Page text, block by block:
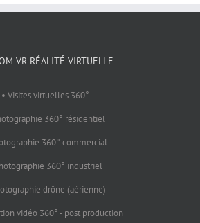
VR RÉALITÉ VIRTUELLE
• Visites virtuelles 360°
360° résidentiel
360° commercial
360° industriel
drône (aérienne)
vidéo 360° - post production